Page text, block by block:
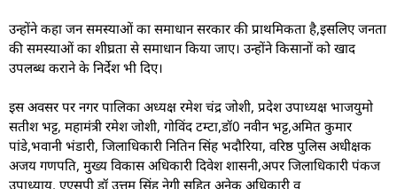
उन्होंने कहा जन समस्याओं का समाधान सरकार की प्राथमिकता है,इसलिए जनता
की समस्याओं का शीघ्रता से समाधान किया जाए। उन्होंने किसानों को खाद
उपलब्ध कराने के निर्देश भी दिए।
इस अवसर पर नगर पालिका अध्यक्ष रमेश चंद्र जोशी, प्रदेश उपाध्यक्ष भाजयुमो
सतीश भट्ट, महामंत्री रमेश जोशी, गोविंद टम्टा,डॉ0 नवीन भट्ट,अमित कुमार
पांडे,भवानी भंडारी, जिलाधिकारी नितिन सिंह भदौरिया, वरिष्ठ पुलिस अधीक्षक
अजय गणपति, मुख्य विकास अधिकारी दिवेश शासनी,अपर जिलाधिकारी पंकज
उपाध्याय, एएसपी डॉ उत्तम सिंह नेगी सहित अनेक अधिकारी व